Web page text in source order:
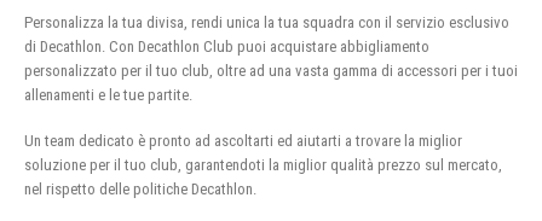
Personalizza la tua divisa, rendi unica la tua squadra con il servizio esclusivo
di Decathlon. Con Decathlon Club puoi acquistare abbigliamento
personalizzato per il tuo club, oltre ad una vasta gamma di accessori per i tuoi
allenamenti e le tue partite.
Un team dedicato è pronto ad ascoltarti ed aiutarti a trovare la miglior
soluzione per il tuo club, garantendoti la miglior qualità prezzo sul mercato,
nel rispetto delle politiche Decathlon.